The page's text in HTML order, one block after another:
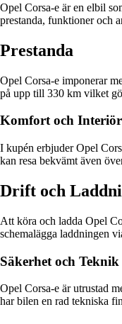
Opel Corsa-e är en elbil
prestanda, funktioner och
Prestanda
Opel Corsa-e imponerar
på upp till 330 km vilket
Komfort och Interiör
I kupén erbjuder Opel
kan resa bekvämt även
Drift och
Att köra och ladda Opel
schemalägga laddningen
Säkerhet och Teknik
Opel Corsa-e är utrustad
har bilen en rad tekniska